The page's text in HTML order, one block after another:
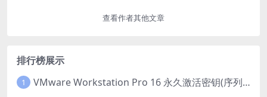
查看作者其他文章
排行榜展示
1 VMware Workstation Pro 16 永久激活密钥(序列号)